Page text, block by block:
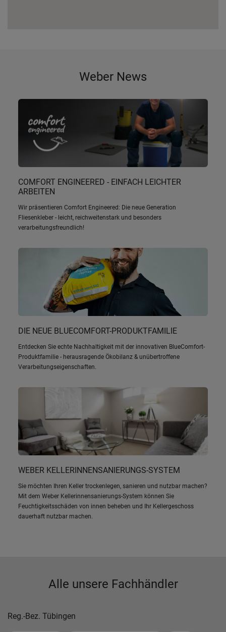
Weber News
COMFORT ENGINEERED - EINFACH LEICHTER
ARBEITEN
Wir präsentieren Comfort Engineered: Die neue Generation
Fliesenkleber - leicht, reichweitenstark und besonders
verarbeitungsfreundlich!
DIE NEUE BLUECOMFORT-PRODUKTFAMILIE
Entdecken Sie echte Nachhaltigkeit mit der innovativen BlueComfort-
Produktfamilie - herausragende Ökobilanz & unübertroffene
Verarbeitungseigenschaften.
WEBER KELLERINNENSANIERUNGS-SYSTEM
Sie möchten Ihren Keller trockenlegen, sanieren und nutzbar machen?
Mit dem Weber Kellerinnensanierungs-System können Sie
Feuchtigkeitsschäden von innen beheben und Ihr Kellergeschoss
dauerhaft nutzbar machen.
Alle unsere Fachhändler
Reg.-Bez. Tübingen